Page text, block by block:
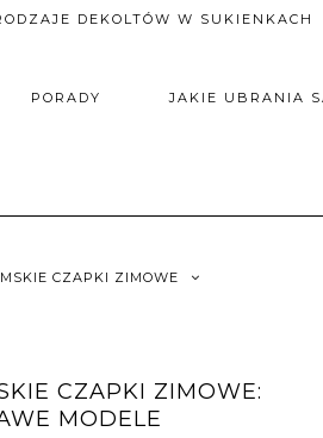
DEKOLTÓW W SUKIENKACH
PORADY JAKIE UBRANIA
CZAPKI ZIMOWE
CZAPKI ZIMOWE:
MODELE